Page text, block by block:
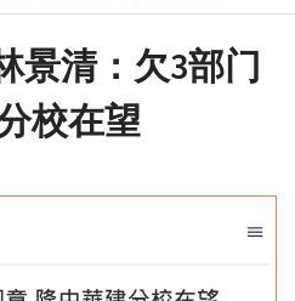
景清：欠3部门
校在望